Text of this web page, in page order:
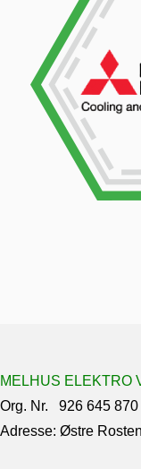
MELHUS ELEKTRO
Org. Nr. 926 645 870
Adresse: Østre